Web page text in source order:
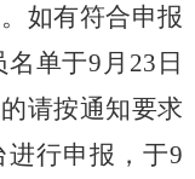
如有符合申报
单于9月23日
请按通知要求
行申报，于9